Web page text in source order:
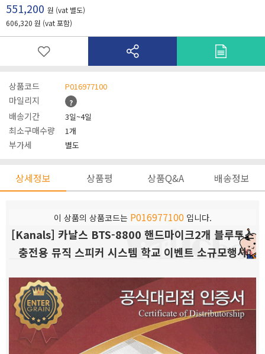
551,200 원 (vat 별도)
606,320 원 (vat 포함)
상품코드 P016977100
마일리지 ?
배송기간 3일~4일
최소구매수량 1개
부가세 별도
상세정보 상품평 상품Q&A 배송정보
이 상품의 상품코드는 P016977100입니다.
[Kanals] 카날스 BTS-8800 핸드마이크2개 블루투스
충전용 뮤직 스피커 시스템 학교 이벤트 소규모행사